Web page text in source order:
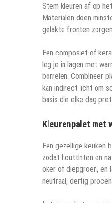
Stem kleuren af op
Materialen doen
gelakte fronten
Een composiet of
leg je in lagen met
borrelen. Combineer
kan indirect licht om
basis die elke dag
Kleurenpalet met
Een gezellige keuken
zodat houttinten en
oker of diepgroen, en
neutraal, dertig